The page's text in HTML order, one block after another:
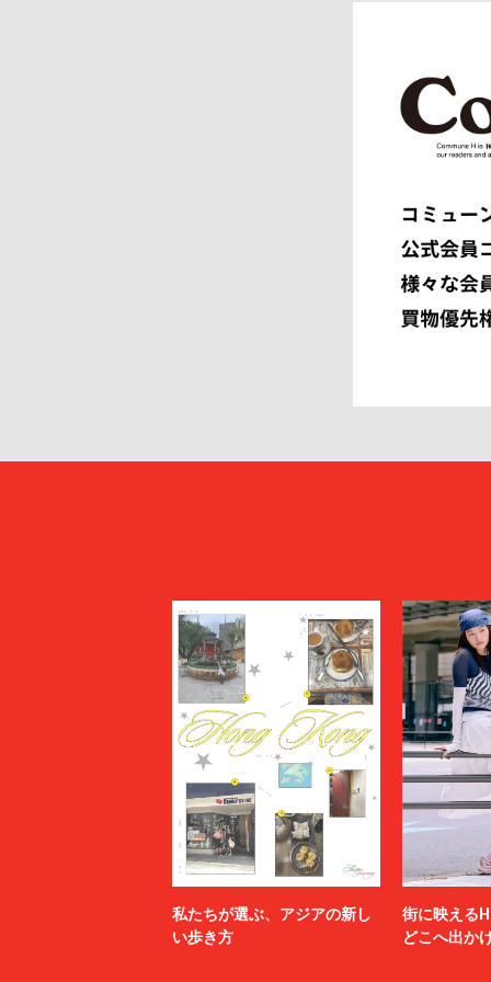
私たちが選ぶ、アジアの新し
い歩き方
街に映える
どこへ出か